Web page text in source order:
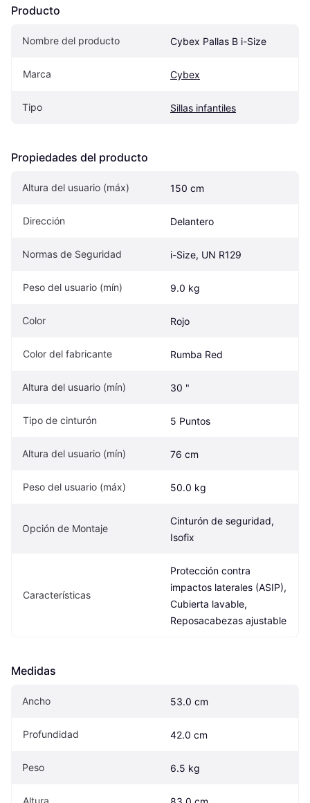
Producto
Nombre del producto Cybex Pallas B i-Size
Marca Cybex
Tipo Sillas infantiles
Propiedades del producto
Altura del usuario (máx) 150 cm
Dirección Delantero
Normas de Seguridad i-Size, UN R129
Peso del usuario (mín) 9.0 kg
Color Rojo
Color del fabricante Rumba Red
Altura del usuario (mín) 30 "
Tipo de cinturón 5 Puntos
Altura del usuario (mín) 76 cm
Peso del usuario (máx) 50.0 kg
Opción de Montaje
Cinturón de seguridad,
Isofix
Características
Protección contra
impactos laterales (ASIP),
Cubierta lavable,
Reposacabezas ajustable
Medidas
Ancho 53.0 cm
Profundidad 42.0 cm
Peso 6.5 kg